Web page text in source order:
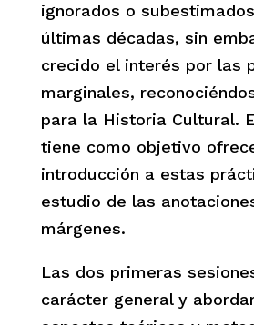
ignorados o
últimas décadas, sin
crecido el interés por las
marginales,
para la Historia Cultural.
tiene como objetivo
introducción a estas
estudio de las
márgenes.
Las dos primeras
carácter general y